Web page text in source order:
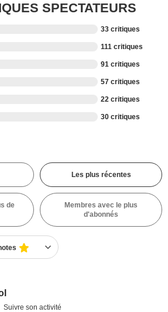
SPECTATEURS
33 critiques
111 critiques
91 critiques
57 critiques
22 critiques
30 critiques
Les plus récentes
de
Membres avec le plus
d'abonnés
Suivre son activité